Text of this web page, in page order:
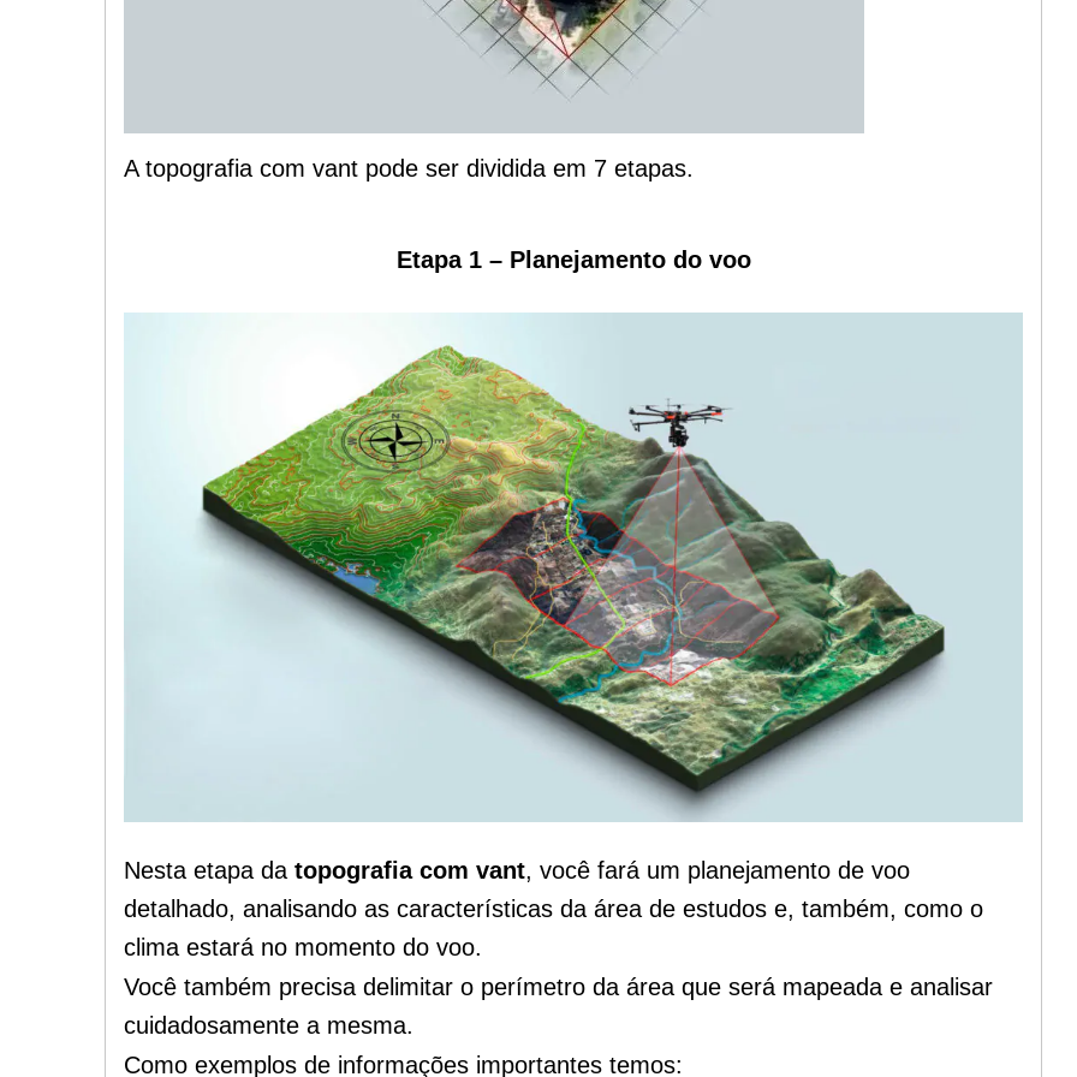
A topografia com vant pode ser dividida em 7 etapas.
Etapa 1 – Planejamento do voo
Nesta etapa da topografia com vant, você fará um planejamento de voo
detalhado, analisando as características da área de estudos e, também, como o
clima estará no momento do voo.
Você também precisa delimitar o perímetro da área que será mapeada e analisar
cuidadosamente a mesma.
Como exemplos de informações importantes temos: